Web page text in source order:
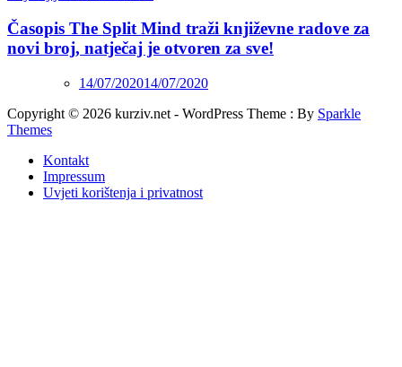
Časopis The Split Mind traži književne radove za
novi broj, natječaj je otvoren za sve!
14/07/202014/07/2020
Copyright © 2026 kurziv.net - WordPress Theme : By Sparkle
Themes
Kontakt
Impressum
Uvjeti korištenja i privatnost